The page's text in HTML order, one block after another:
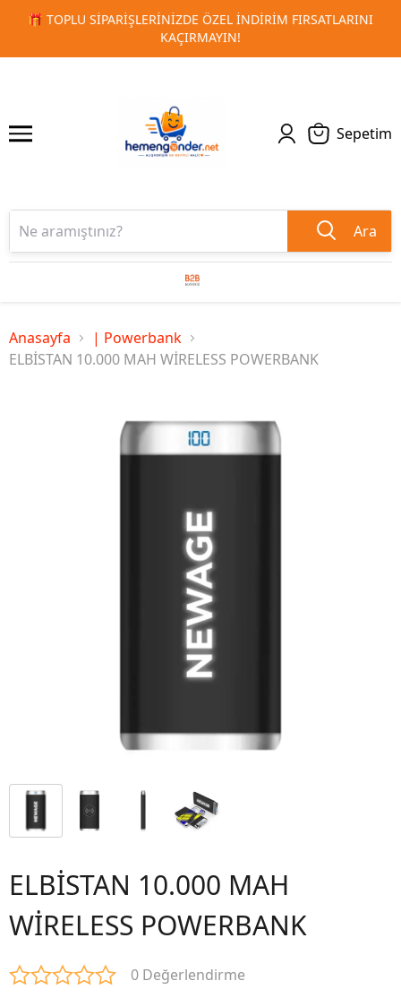
🚀 KURUMSAL PROMOSYON VE MATBAA
1 2
Sepetim
Ara
Anasayfa
| Powerbank
ELBİSTAN 10.000 MAH WİRELESS POWERBANK
ELBİSTAN 10.000 MAH
WİRELESS POWERBANK
0 Değerlendirme